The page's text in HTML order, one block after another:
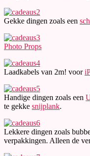
Gekke dingen zoals een
Photo Props
Laadkabels van 2m! voor
Handige dingen zoals een
te gekke snijplank.
Lekkere dingen zoals
verpakkingen. Alleen de